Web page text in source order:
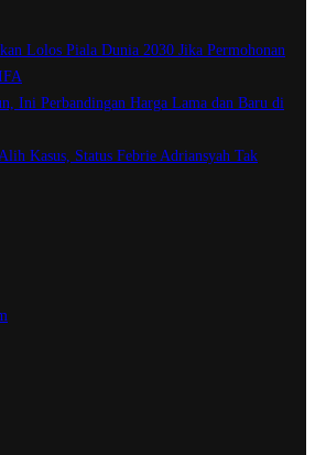
Lolos Piala Dunia 2030 Jika Permohonan
Ini Perbandingan Harga Lama dan Baru di
Kasus, Status Febrie Adriansyah Tak